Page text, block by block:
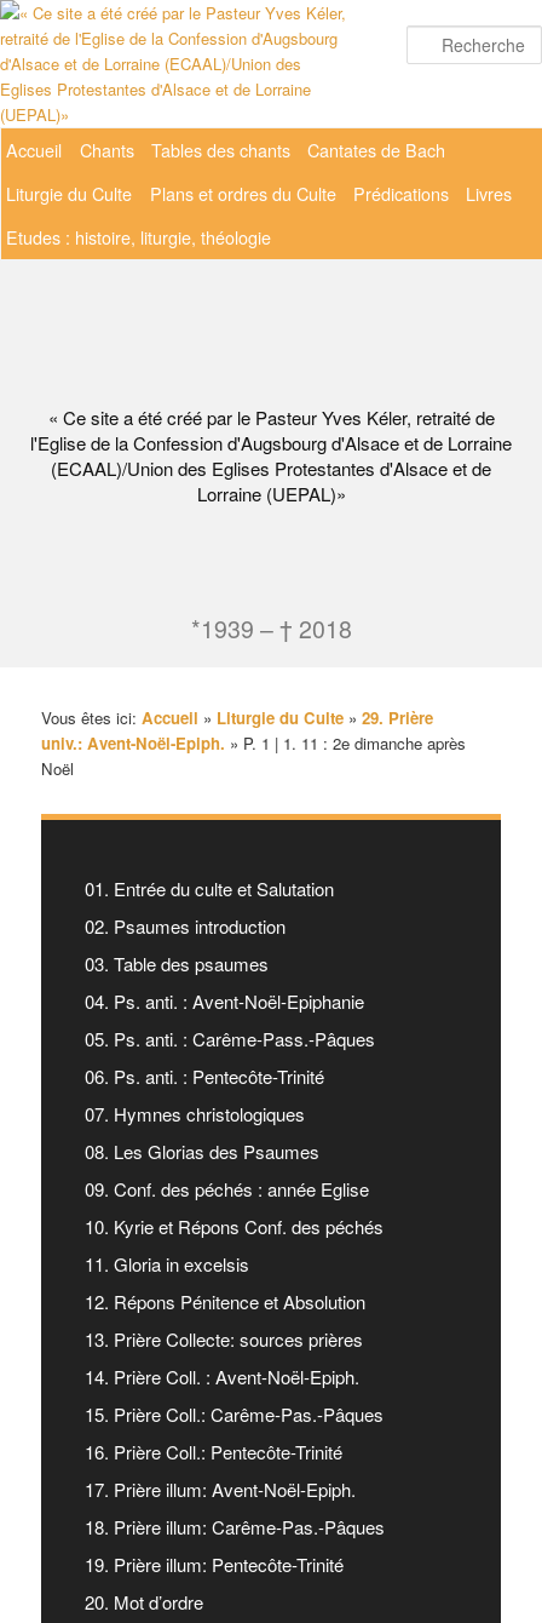
Aller
au
contenu
principal
« Ce site a été créé par le Pasteur Yves Kéler, retraité de
l'Eglise de la Confession d'Augsbourg d'Alsace et de Lorraine
(ECAAL)/Union des Eglises Protestantes d'Alsace et de
Lorraine (UEPAL)»
*1939 – † 2018
Menu
Accueil Chants Tables des chants
Cantates de Bach
Liturgie du Culte
Plans et ordres du Culte Prédications
Livres
Etudes : histoire, liturgie, théologie
Vous êtes ici:Accueil » Liturgie du Culte »29. Prière
univ.: Avent-Noël-Epiph. » P. 1 | 1. 11 : 2e dimanche après
Noël
01. Entrée du culte et Salutation
02. Psaumes introduction
03. Table des psaumes
04. Ps. anti. : Avent-Noël-Epiphanie
05. Ps. anti. : Carême-Pass.-Pâques
06. Ps. anti. : Pentecôte-Trinité
07. Hymnes christologiques
08. Les Glorias des Psaumes
09. Conf. des péchés : année Eglise
10. Kyrie et Répons Conf. des péchés
11. Gloria in excelsis
12. Répons Pénitence et Absolution
13. Prière Collecte: sources prières
14. Prière Coll. : Avent-Noël-Epiph.
15. Prière Coll.: Carême-Pas.-Pâques
16. Prière Coll.: Pentecôte-Trinité
17. Prière illum: Avent-Noël-Epiph.
18. Prière illum: Carême-Pas.-Pâques
19. Prière illum: Pentecôte-Trinité
20. Mot d’ordre